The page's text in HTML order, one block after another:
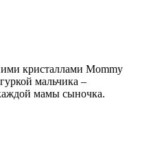
кристаллами Mommy
мальчика –
мамы сыночка.